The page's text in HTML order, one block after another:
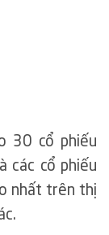
30 cổ phiếu
các cổ phiếu
nhất trên thị